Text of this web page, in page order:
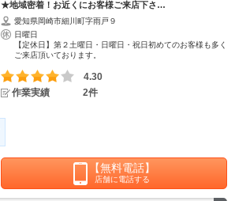
★地域密着！お近くにお客様ご来店下さ…
愛知県岡崎市細川町字雨戸９
日曜日
【定休日】第２土曜日・日曜日・祝日初めてのお客様も多く
ご来店頂いております。
4.30
作業実績
2件
【無料電話】
店舗に電話する